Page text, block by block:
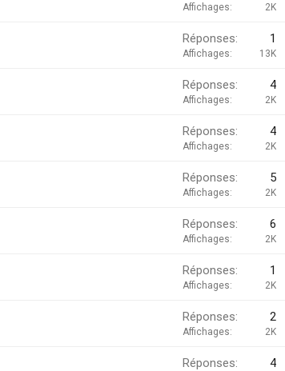
Affichages 2K
Réponses 1
Affichages 13K
Réponses 4
Affichages 2K
Réponses 4
Affichages 2K
Réponses 5
Affichages 2K
Réponses 6
Affichages 2K
Réponses 1
Affichages 2K
Réponses 2
Affichages 2K
Réponses 4